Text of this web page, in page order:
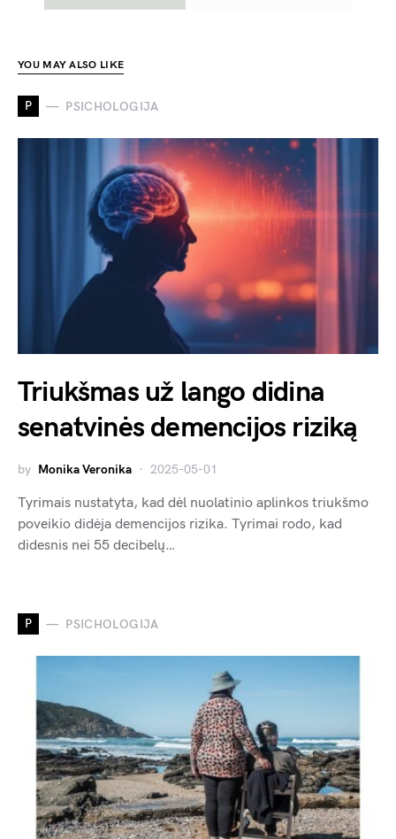
YOU MAY ALSO LIKE
P PSICHOLOGIJA
Triukšmas už lango didina
senatvinės demencijos riziką
by Monika Veronika 2025-05-01
Tyrimais nustatyta, kad dėl nuolatinio aplinkos triukšmo
poveikio didėja demencijos rizika. Tyrimai rodo, kad
didesnis nei 55 decibelų…
P PSICHOLOGIJA